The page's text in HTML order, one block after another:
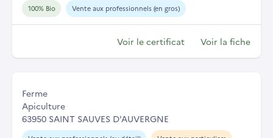
100% Bio Vente aux professionnels (en gros)
Voir le certificat Voir la fiche
Ferme
Apiculture
63950 SAINT SAUVES D'AUVERGNE